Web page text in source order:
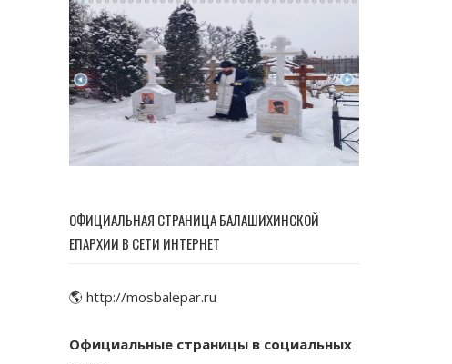
ОФИЦИАЛЬНАЯ СТРАНИЦА БАЛАШИХИНСКОЙ
ЕПАРХИИ В СЕТИ ИНТЕРНЕТ
🌎 http://mosbalepar.ru
Официальные страницы в социальных